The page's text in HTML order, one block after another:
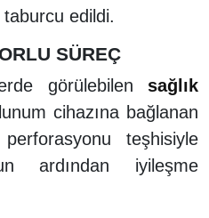
taburcu edildi.
SÜREÇ
görülebilen sağlık
cihazına bağlanan
teşhisiyle
ardından iyileşme